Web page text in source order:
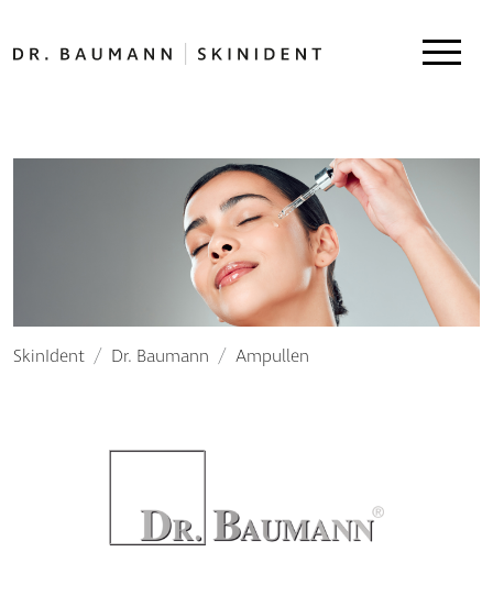
SkinIdent Dr. Baumann Ampullen